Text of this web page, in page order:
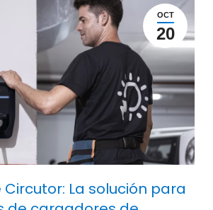
OCT
20
La solución para